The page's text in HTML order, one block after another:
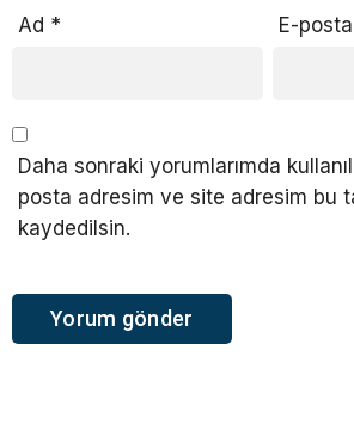
Ad * E-posta
Daha sonraki yorumlarımda
posta adresim ve site adresim bu
kaydedilsin.